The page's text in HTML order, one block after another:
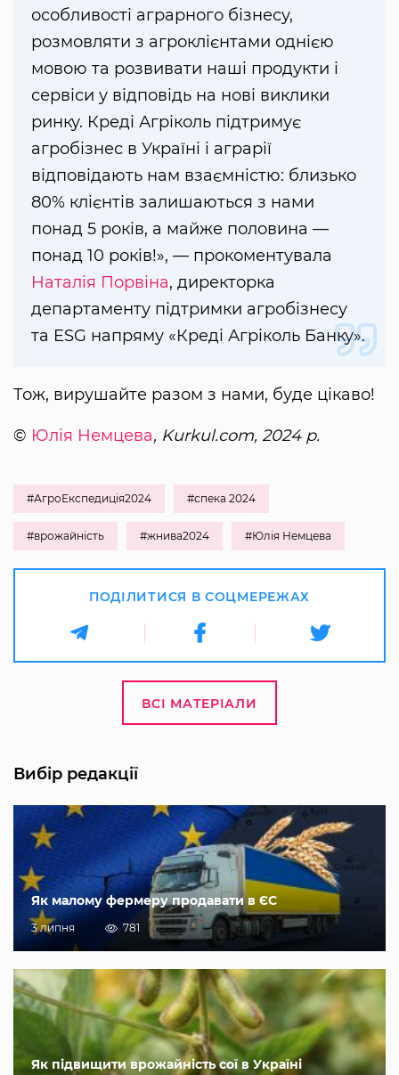
особливості аграрного бізнесу,
розмовляти з агроклієнтами однією
мовою та розвивати наші продукти і
сервіси у відповідь на нові виклики
ринку. Креді Агріколь підтримує
агробізнес в Україні і аграрії
відповідають нам взаємністю: близько
80% клієнтів залишаються з нами
понад 5 років, а майже половина —
понад 10 років!», — прокоментувала
Наталія Порвіна, директорка
департаменту підтримки агробізнесу
та ESG напряму «Креді Агріколь Банку».
Тож, вирушайте разом з нами, буде цікаво!
© Юлія Немцева, Kurkul.com, 2024 р.
#АгроЕкспедиція2024 #спека 2024
#врожайність #жнива2024 #Юлія Немцева
ПОДІЛИТИСЯ В СОЦМЕРЕЖАХ
ВСІ МАТЕРІАЛИ
Вибір редакції
Як малому фермеру продавати в ЄС
3 липня 781
Як підвищити врожайність сої в Україні